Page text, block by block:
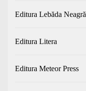
Editura Lebăda Neagră
Editura Litera
Editura Meteor Press